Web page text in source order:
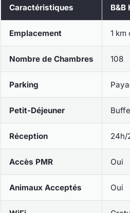
Caractéristiques B&B
Emplacement 1 km
Nombre de Chambres 108
Parking
Petit-Déjeuner
Réception 24h/
Accès PMR Oui
Animaux Acceptés Oui